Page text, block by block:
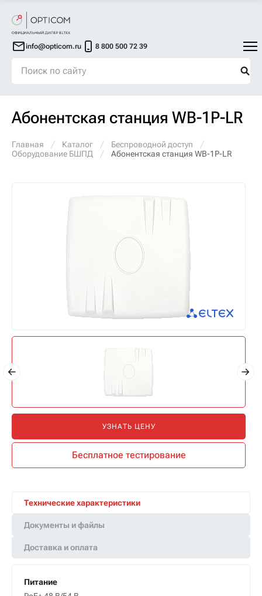
info@opticom.ru 8 800 500 72 39
Абонентская станция WB-1P-LR
Главная Каталог
Беспроводной доступ
Оборудование БШПД
Абонентская станция WB-1P-LR
УЗНАТЬ ЦЕНУ
Бесплатное тестирование
Технические характеристики
Документы и файлы
Доставка и оплата
Питание